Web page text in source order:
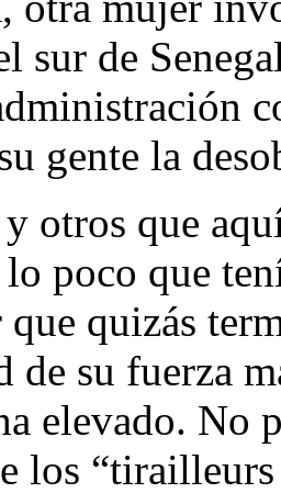
sur de
gente la
otros que
lo poco que
quizás
de su fuerza
elevado. No
los